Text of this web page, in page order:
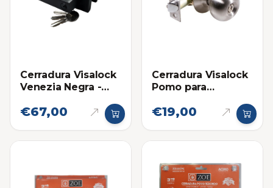
Cerradura Visalock
Venezia Negra -
€67,00
Cerradura Visalock
Pomo para
€19,00